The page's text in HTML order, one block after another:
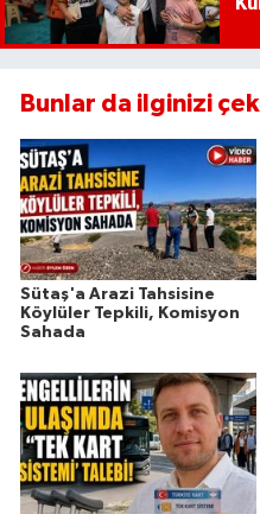
Bunlar da ilginizi
Sütaş'a Arazi Tahsisine
Köylüler Tepkili, Komisyon
Sahada